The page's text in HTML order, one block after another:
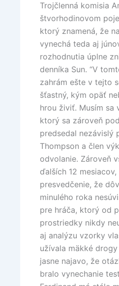
Trojčlenná komisia
štvorhodinovom
ktorý znamená, že
vynechá teda aj
rozhodnutia úplne
denníka Sun. “V
zahrám ešte v tejto
šťastný, kým opäť
hrou živiť. Musím sa
ktorý sa zároveň
predsedal nezávislý
Thompson a člen
odvolanie. Zároveň
ďalších 12
presvedčenie, že
minulého roka
pre hráča, ktorý od
prostriedky nikdy
aj analýzu vzorky
užívala mäkké
jasne najavo, že
bralo vynechanie